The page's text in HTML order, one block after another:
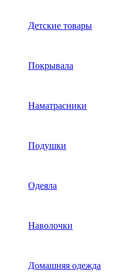
Детские товары
Покрывала
Наматрасники
Подушки
Одеяла
Наволочки
Домашняя одежда